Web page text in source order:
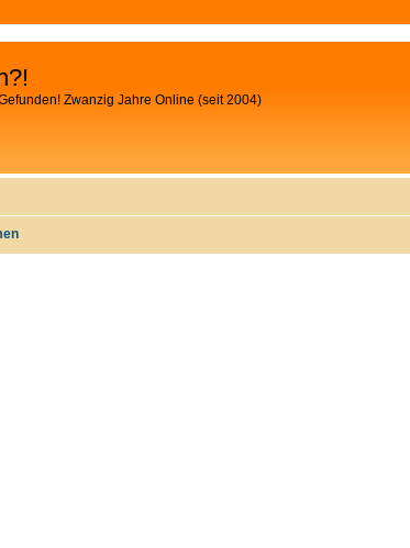
Zwanzig Jahre Online (seit 2004)